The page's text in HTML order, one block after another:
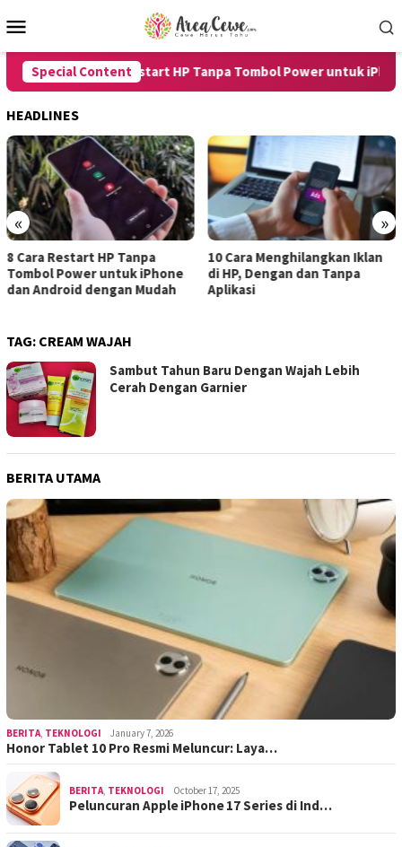
to
Menu
Special Content
8 Cara Restart HP Tanpa Tombol Power untuk iPhone
HEADLINES
« »
10 Cara Menghilangkan Iklan
di HP, Dengan dan Tanpa
Aplikasi
7 Cara Merekam Suara di
untuk Android dan iPhone
dengan Hasil Jernih
TAG: CREAM WAJAH
Sambut Tahun Baru Dengan Wajah Lebih
Cerah Dengan Garnier
BERITA UTAMA
BERITA, TEKNOLOGI January 7, 2026
Honor Tablet 10 Pro Resmi Meluncur: Laya…
BERITA, TEKNOLOGI October 17, 2025
Peluncuran Apple iPhone 17 Series di Ind…